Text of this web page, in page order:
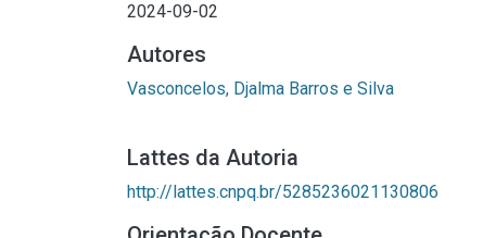
2024-09-02
Autores
Vasconcelos, Djalma Barros e Silva
Lattes da Autoria
http://lattes.cnpq.br/5285236021130806